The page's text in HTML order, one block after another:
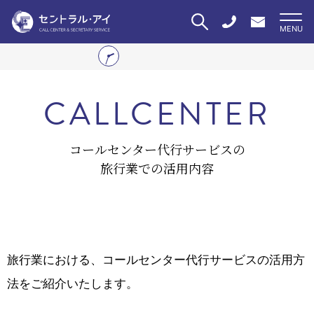
CALLCENTER
コールセンター代行サービスの
旅行業での活用内容
旅行業における、コールセンター代行サービスの活用方
法をご紹介いたします。